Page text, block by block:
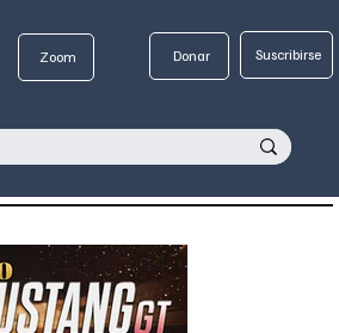
Zoom Donar Suscribirse